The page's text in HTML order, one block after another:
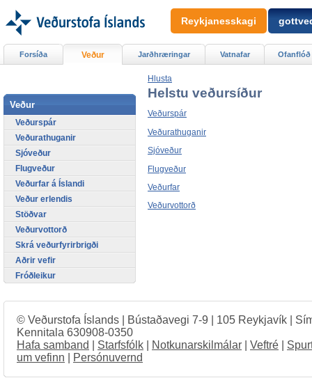
Hlusta
Helstu veðursíður
Veðurspár
Veðurathuganir
Sjóveður
Flugveður
Veðurfar
Veðurvottorð
Forsíða Veður Jarðhræringar Vatnafar Ofanflóð
Veður
Veðurspár
Veðurathuganir
Sjóveður
Flugveður
Veðurfar á Íslandi
Veður erlendis
Stöðvar
Veðurvottorð
Skrá veðurfyrirbrigði
Aðrir vefir
Fróðleikur
Reykjanesskagi
© Veðurstofa Íslands | Bústaðavegi 7-9 | 105 Reykjavík |
Kennitala 630908-0350
Hafa samband
Starfsfólk Notkunarskilmálar Veftré
um vefinn
Persónuvernd